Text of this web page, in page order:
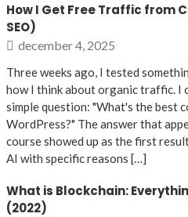
How I Get Free Traffic from
SEO)
december 4, 2025
Three weeks ago, I tested
how I think about organic traffic. I
simple question: "What's the best
WordPress?" The answer that
course showed up as the first
AI with specific reasons […]
What is Blockchain:
(2022)